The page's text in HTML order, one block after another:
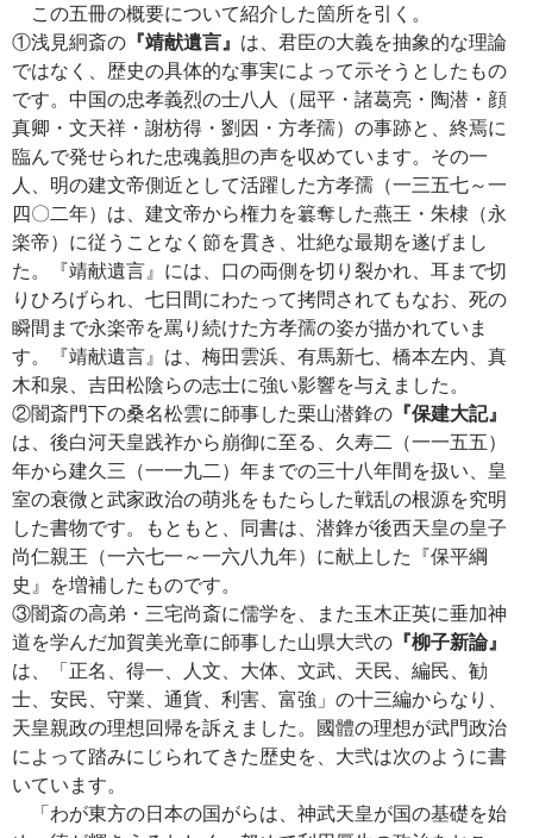
この五冊の概要について紹介した箇所を引く。
①浅見絅斎の 『靖献遺言』 は、君臣の大義を抽象的な理論
ではなく、歴史の具体的な事実によって示そうとしたもの
です。中国の忠孝義烈の士八人（屈平・諸葛亮・陶潜・顔
真卿・文天祥・謝枋得・劉因・方孝孺）の事跡と、終焉に
臨んで発せられた忠魂義胆の声を収めています。その一
人、明の建文帝側近として活躍した方孝孺（一三五七～一
四〇二年）は、建文帝から権力を簒奪した燕王・朱棣（永
楽帝）に従うことなく節を貫き、壮絶な最期を遂げまし
た。『靖献遺言』には、口の両側を切り裂かれ、耳まで切
りひろげられ、七日間にわたって拷問されてもなお、死の
瞬間まで永楽帝を罵り続けた方孝孺の姿が描かれていま
す。『靖献遺言』は、梅田雲浜、有馬新七、橋本左内、真
木和泉、吉田松陰らの志士に強い影響を与えました。
②闇斎門下の桑名松雲に師事した栗山潜鋒の 『保建大記』
は、後白河天皇践祚から崩御に至る、久寿二（一一五五）
年から建久三（一一九二）年までの三十八年間を扱い、皇
室の衰微と武家政治の萌兆をもたらした戦乱の根源を究明
した書物です。もともと、同書は、潜鋒が後西天皇の皇子
尚仁親王（一六七一～一六八九年）に献上した『保平綱
史』を増補したものです。
③闇斎の高弟・三宅尚斎に儒学を、また玉木正英に垂加神
道を学んだ加賀美光章に師事した山県大弐の 『柳子新論』
は、「正名、得一、人文、大体、文武、天民、編民、勧
士、安民、守業、通貨、利害、富強」の十三編からなり、
天皇親政の理想回帰を訴えました。國體の理想が武門政治
によって踏みにじられてきた歴史を、大弐は次のように書
いています。
「わが東方の日本の国がらは、神武天皇が国の基礎を始